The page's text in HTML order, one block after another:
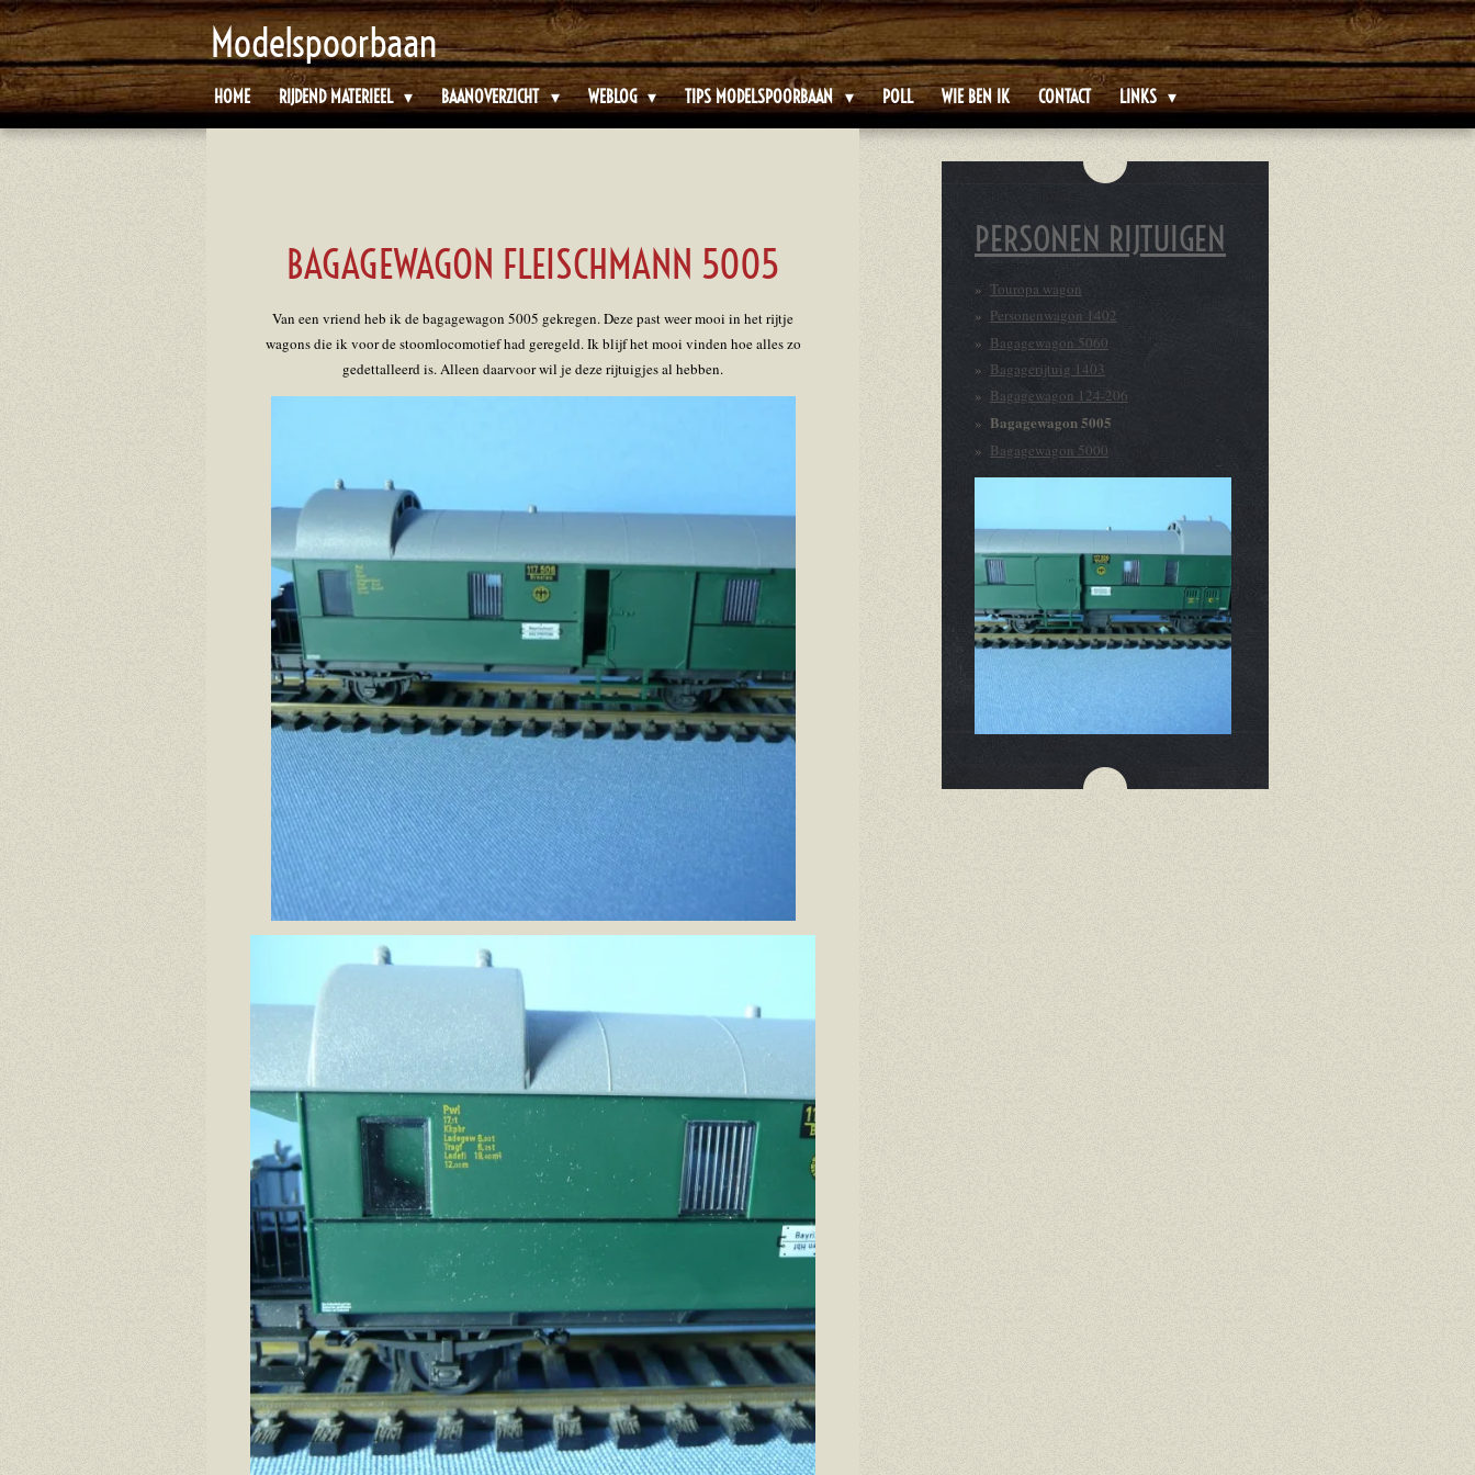
Ga
direct
naar
de
Modelspoorbaan
HOME RIJDEND MATERIEEL BAANOVERZICHT WEBLOG TIPS MODELSPOORBAAN POLL WIE BEN IK CONTACT LINKS
BAGAGEWAGON FLEISCHMANN 5005
Van een vriend heb ik de bagagewagon 5005 gekregen. Deze past weer mooi in het rijtje
wagons die ik voor de stoomlocomotief had geregeld. Ik blijf het mooi vinden hoe alles zo
gedettalleerd is. Alleen daarvoor wil je deze rijtuigjes al hebben.
PERSONEN RIJTUIGEN
Touropa wagon
Personenwagon 1402
Bagagewagon 5060
Bagagerijtuig 1403
Bagagewagon 124-206
Bagagewagon 5005
Bagagewagon 5000